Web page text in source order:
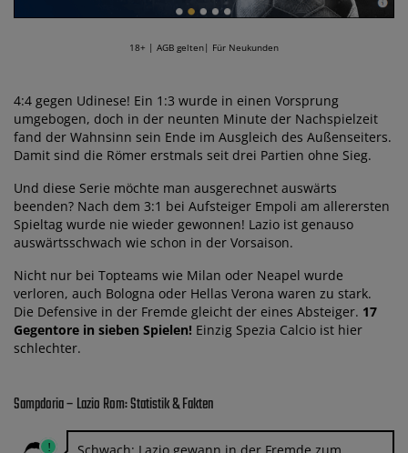
18+ | AGB gelten| Für Neukunden
4:4 gegen Udinese! Ein 1:3 wurde in einen Vorsprung
umgebogen, doch in der neunten Minute der Nachspielzeit
fand der Wahnsinn sein Ende im Ausgleich des Außenseiters.
Damit sind die Römer erstmals seit drei Partien ohne Sieg.
Und diese Serie möchte man ausgerechnet auswärts
beenden? Nach dem 3:1 bei Aufsteiger Empoli am allerersten
Spieltag wurde nie wieder gewonnen! Lazio ist genauso
auswärtsschwach wie schon in der Vorsaison.
Nicht nur bei Topteams wie Milan oder Neapel wurde
verloren, auch Bologna oder Hellas Verona waren zu stark.
Die Defensive in der Fremde gleicht der eines Absteiger. 17
Gegentore in sieben Spielen! Einzig Spezia Calcio ist hier
schlechter.
Sampdoria – Lazio Rom: Statistik & Fakten